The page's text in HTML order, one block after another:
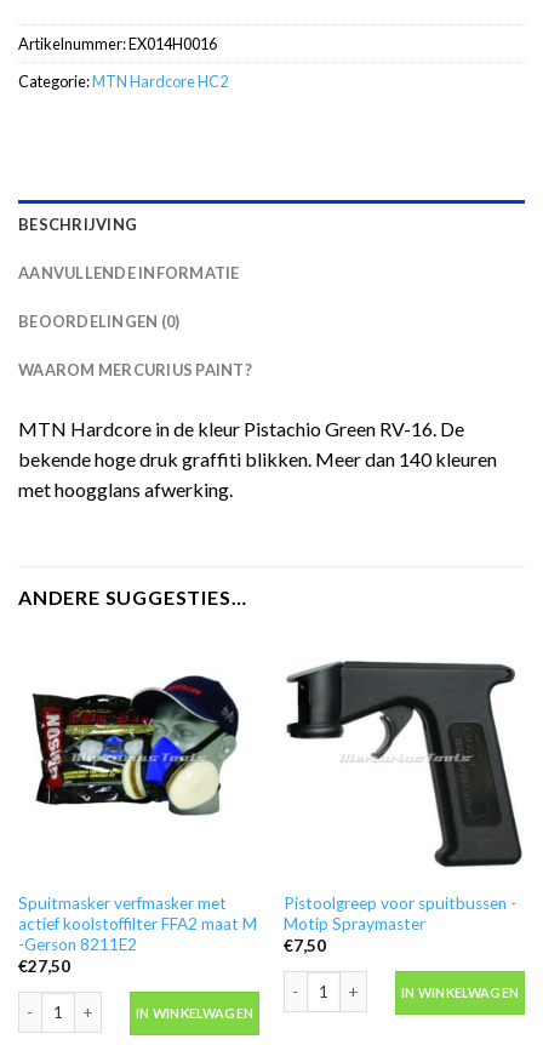
Artikelnummer:EX014H0016
Categorie:MTN Hardcore HC2
BESCHRIJVING
AANVULLENDE INFORMATIE
BEOORDELINGEN (0)
WAAROM MERCURIUS PAINT?
MTN Hardcore in de kleur Pistachio Green RV-16. De
bekende hoge druk graffiti blikken. Meer dan 140 kleuren
met hoogglans afwerking.
ANDERE SUGGESTIES…
Spuitmasker verfmasker met
actief koolstoffilter FFA2 maat M
-Gerson 8211E2
€27,50
Spuitmasker verfmasker met actief koolstoffilter FFA2 maat M -Gerson
IN WINKELWAGEN
Pistoolgreep voor spuitbussen -
Motip Spraymaster
€7,50
Pistoolgreep voor spuitbussen -
IN WINKELWAGEN